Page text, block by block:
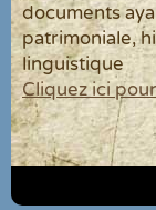
documents
patrimoniale,
linguistique
Cliquez ici